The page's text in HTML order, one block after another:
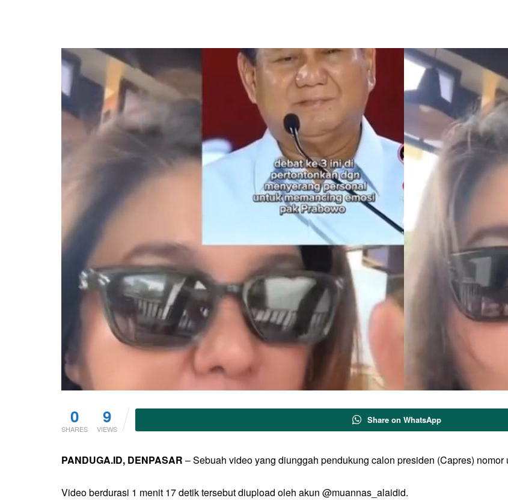
0
SHARES
9
VIEWS
Share on WhatsApp
PANDUGA.ID, DENPASAR – Sebuah video yang diunggah pendukung calon presiden (Capres)
Video berdurasi 1 menit 17 detik tersebut diupload oleh akun @muannas_alaidid.